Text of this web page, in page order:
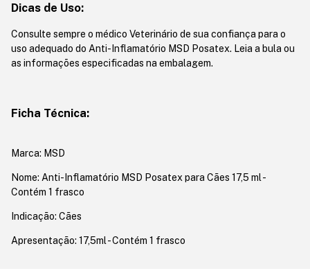
Dicas de Uso:
Consulte sempre o médico Veterinário de sua confiança para o
uso adequado do Anti-Inflamatório MSD Posatex. Leia a bula ou
as informações especificadas na embalagem.
Ficha Técnica:
Marca: MSD
Nome: Anti-Inflamatório MSD Posatex para Cães 17,5 ml -
Contém 1 frasco
Indicação: Cães
Apresentação: 17,5ml - Contém 1 frasco